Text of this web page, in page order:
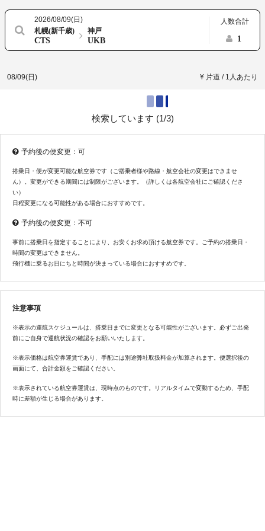
2026/08/09(日)
札幌(新千歳)
CTS
神戸
UKB
人数合計
1
08/09(日) ¥ 片道 / 1人あたり
検索しています (1/3)
予約後の便変更：可
搭乗日・便が変更可能な航空券です（ご搭乗者様や路線・航空会社の変更はできませ
ん）。変更ができる期間には制限がございます。（詳しくは各航空会社にご確認くださ
い）
日程変更になる可能性がある場合におすすめです。
予約後の便変更：不可
事前に搭乗日を指定することにより、お安くお求め頂ける航空券です。ご予約の搭乗日・
時間の変更はできません。
飛行機に乗るお日にちと時間が決まっている場合におすすめです。
注意事項
※表示の運航スケジュールは、搭乗日までに変更となる可能性がございます。必ずご出発
前にご自身で運航状況の確認をお願いいたします。
※表示価格は航空券運賃であり、手配には別途弊社取扱料金が加算されます。便選択後の
画面にて、合計金額をご確認ください。
※表示されている航空券運賃は、現時点のものです。リアルタイムで変動するため、手配
時に差額が生じる場合があります。